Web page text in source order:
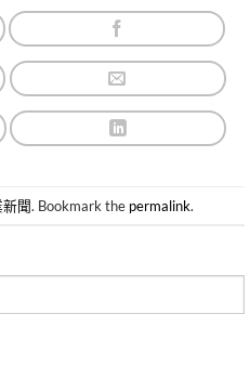
新聞. Bookmark the permalink.